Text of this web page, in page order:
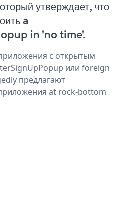
утверждает, что
a
in 'no time'.
с открытым
или foreign
предлагают
at rock-bottom